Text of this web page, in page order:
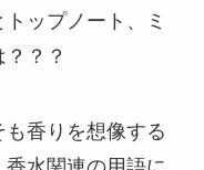
ップノート、ミ
？？
香りを想像する